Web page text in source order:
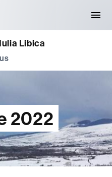
Libica
2022